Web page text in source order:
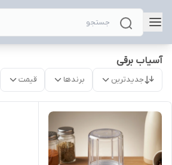
آسیاب برقی
جدیدترین برندها قیمت